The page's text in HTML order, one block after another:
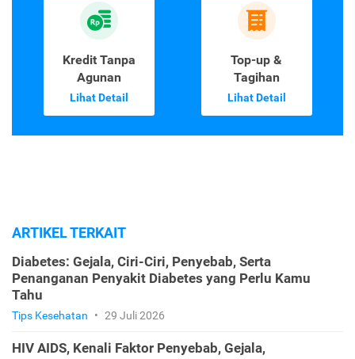
Kredit Tanpa
Agunan
Lihat Detail
Top-up &
Tagihan
Lihat Detail
ARTIKEL TERKAIT
Diabetes: Gejala, Ciri-Ciri, Penyebab, Serta
Penanganan Penyakit Diabetes yang Perlu Kamu
Tahu
Tips Kesehatan • 29 Juli 2026
HIV AIDS, Kenali Faktor Penyebab, Gejala,